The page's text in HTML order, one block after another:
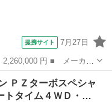
提携サイト 7月27日
■ グレード名： ＰＺ
／デュアルセンサーブ
ＰＺターボスペシャ
トタイム４ＷＤ・…